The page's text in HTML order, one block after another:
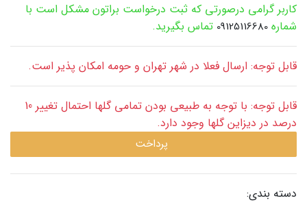
کاربر گرامی درصورتی که ثبت درخواست براتون مشکل است با
شماره 09125116680 تماس بگیرید.
قابل توجه: ارسال فعلا در شهر تهران و حومه امکان پذیر است.
قابل توجه: با توجه به طبیعی بودن تمامی گلها احتمال تغییر 10
درصد در دیزاین گلها وجود دارد.
پرداخت
دسته بندی: